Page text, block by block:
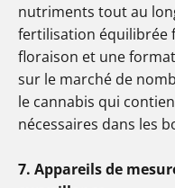
nutriments tout au
fertilisation équilibrée
floraison et une
sur le marché de
le cannabis qui
nécessaires dans les
7. Appareils de